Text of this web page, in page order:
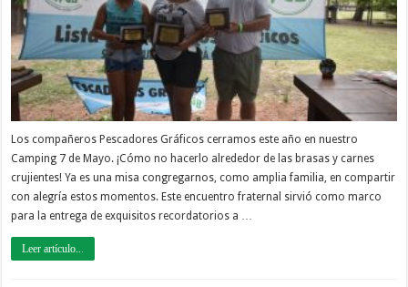
Los compañeros Pescadores Gráficos cerramos este año en nuestro
Camping 7 de Mayo. ¡Cómo no hacerlo alrededor de las brasas y carnes
crujientes! Ya es una misa congregarnos, como amplia familia, en compartir
con alegría estos momentos. Este encuentro fraternal sirvió como marco
para la entrega de exquisitos recordatorios a …
Leer artículo...